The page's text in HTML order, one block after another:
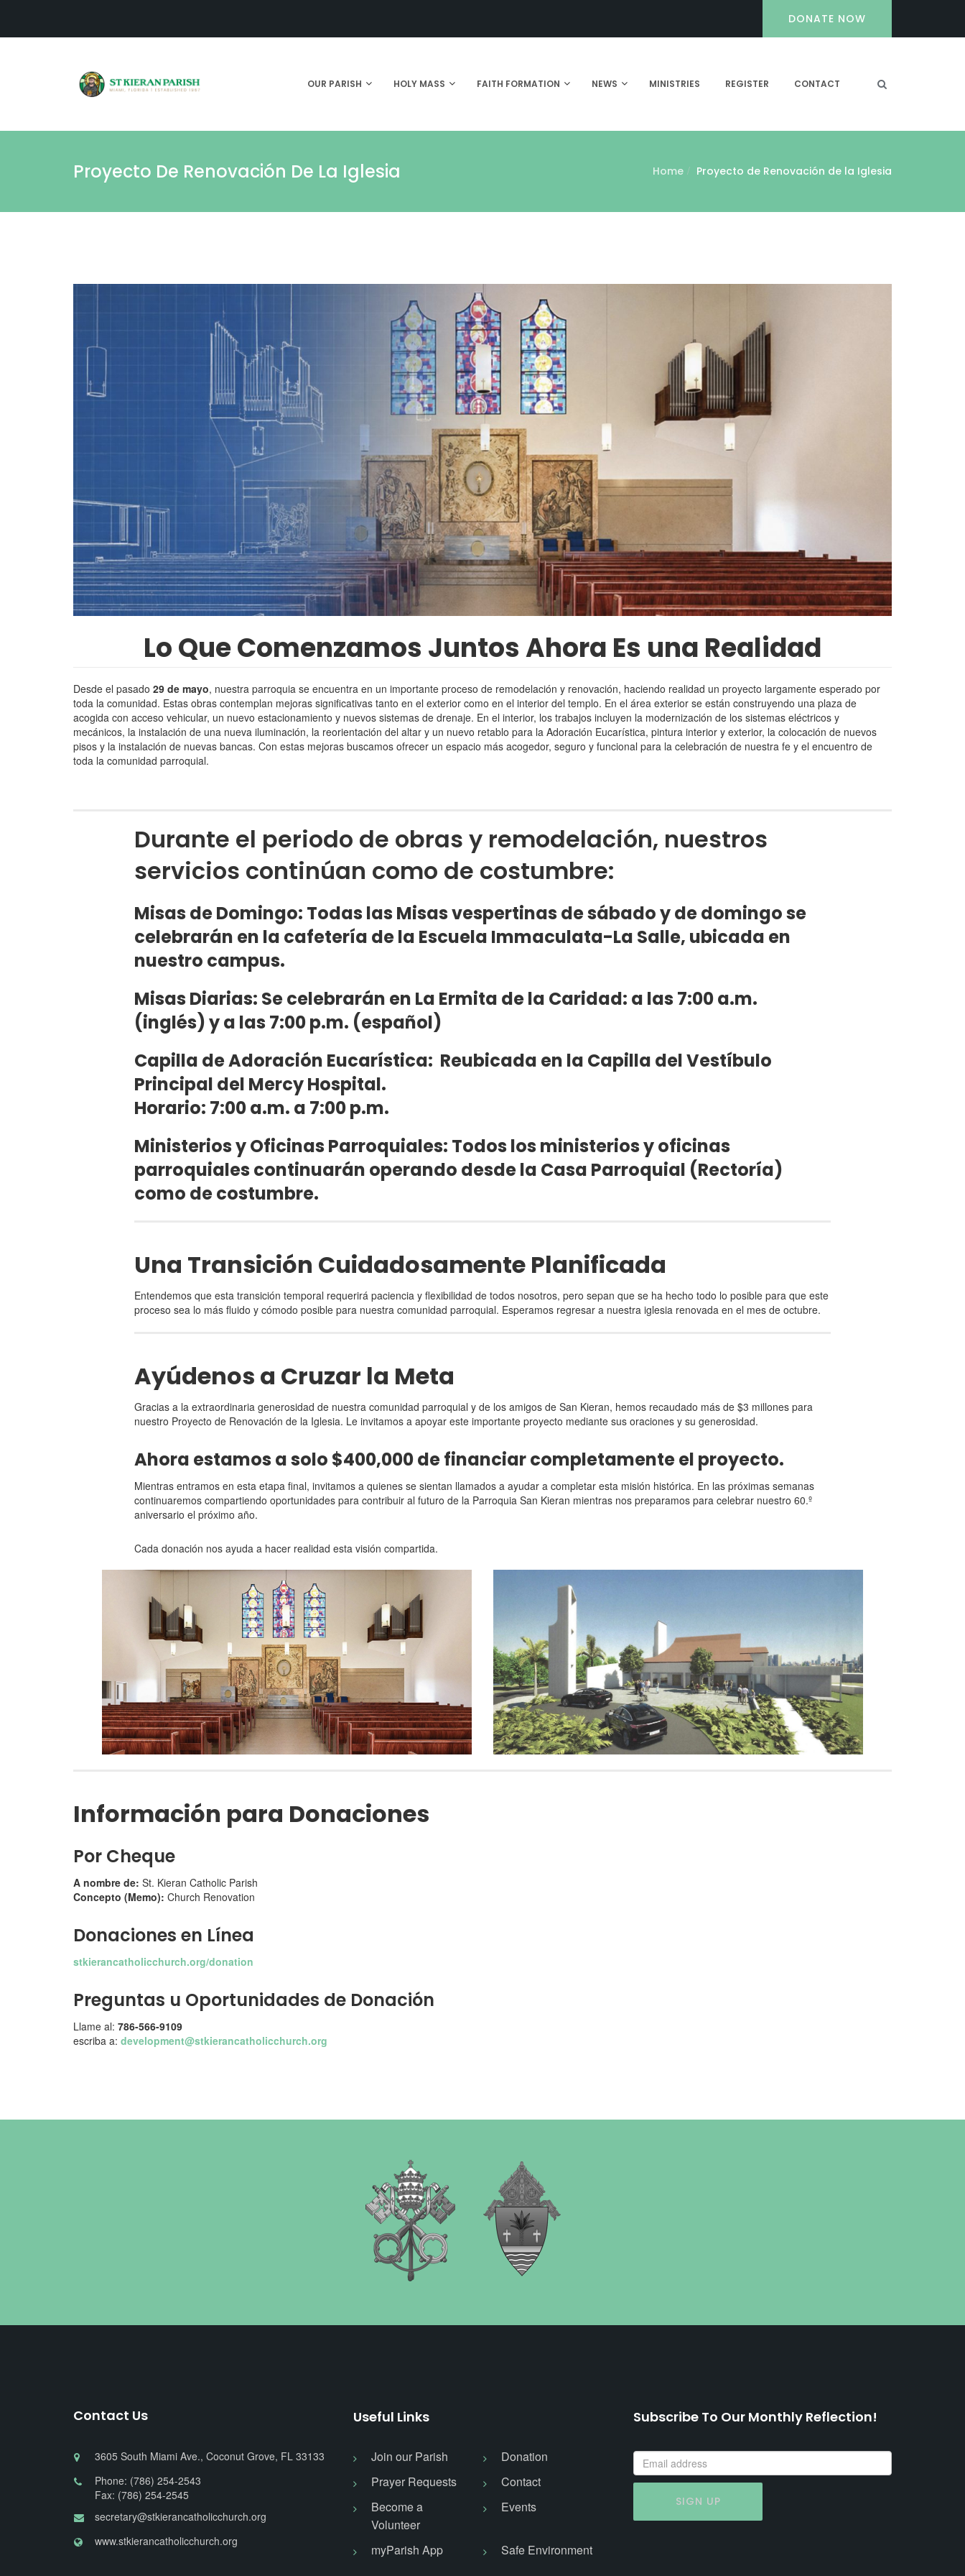
DONATE NOW
OUR PARISH HOLY MASS FAITH FORMATION NEWS MINISTRIES REGISTER CONTACT
Proyecto De Renovación De La Iglesia Home Proyecto de Renovación de la Iglesia
Lo Que Comenzamos Juntos Ahora Es una Realidad
Desde el pasado 29 de mayo, nuestra parroquia se encuentra en un importante proceso de remodelación y renovación, haciendo realidad un proyecto largamente esperado por
toda la comunidad. Estas obras contemplan mejoras significativas tanto en el exterior como en el interior del templo. En el área exterior se están construyendo una plaza de
acogida con acceso vehicular, un nuevo estacionamiento y nuevos sistemas de drenaje. En el interior, los trabajos incluyen la modernización de los sistemas eléctricos y
mecánicos, la instalación de una nueva iluminación, la reorientación del altar y un nuevo retablo para la Adoración Eucarística, pintura interior y exterior, la colocación de nuevos
pisos y la instalación de nuevas bancas. Con estas mejoras buscamos ofrecer un espacio más acogedor, seguro y funcional para la celebración de nuestra fe y el encuentro de
toda la comunidad parroquial.
Durante el periodo de obras y remodelación, nuestros
servicios continúan como de costumbre:
Misas de Domingo: Todas las Misas vespertinas de sábado y de domingo se
celebrarán en la cafetería de la Escuela Immaculata-La Salle, ubicada en
nuestro campus.
Misas Diarias: Se celebrarán en La Ermita de la Caridad: a las 7:00 a.m.
(inglés) y a las 7:00 p.m. (español)
Capilla de Adoración Eucarística: Reubicada en la Capilla del Vestíbulo
Principal del Mercy Hospital.
Horario: 7:00 a.m. a 7:00 p.m.
Ministerios y Oficinas Parroquiales: Todos los ministerios y oficinas
parroquiales continuarán operando desde la Casa Parroquial (Rectoría)
como de costumbre.
Una Transición Cuidadosamente Planificada
Entendemos que esta transición temporal requerirá paciencia y flexibilidad de todos nosotros, pero sepan que se ha hecho todo lo posible para que este
proceso sea lo más fluido y cómodo posible para nuestra comunidad parroquial. Esperamos regresar a nuestra iglesia renovada en el mes de octubre.
Ayúdenos a Cruzar la Meta
Gracias a la extraordinaria generosidad de nuestra comunidad parroquial y de los amigos de San Kieran, hemos recaudado más de $3 millones para
nuestro Proyecto de Renovación de la Iglesia. Le invitamos a apoyar este importante proyecto mediante sus oraciones y su generosidad.
Ahora estamos a solo $400,000 de financiar completamente el proyecto.
Mientras entramos en esta etapa final, invitamos a quienes se sientan llamados a ayudar a completar esta misión histórica. En las próximas semanas
continuaremos compartiendo oportunidades para contribuir al futuro de la Parroquia San Kieran mientras nos preparamos para celebrar nuestro 60.º
aniversario el próximo año.
Cada donación nos ayuda a hacer realidad esta visión compartida.
Información para Donaciones
Por Cheque
A nombre de: St. Kieran Catholic Parish
Concepto (Memo): Church Renovation
Donaciones en Línea
stkierancatholicchurch.org/donation
Preguntas u Oportunidades de Donación
Llame al: 786-566-9109
escriba a: development@stkierancatholicchurch.org
Contact Us
3605 South Miami Ave., Coconut Grove, FL 33133
Phone: (786) 254-2543
Fax: (786) 254-2545
secretary@stkierancatholicchurch.org
www.stkierancatholicchurch.org
Useful Links
Join our Parish
Donation
Prayer Requests
Contact
Become a
Volunteer
Events
myParish App Safe Environment
Subscribe To Our Monthly Reflection!